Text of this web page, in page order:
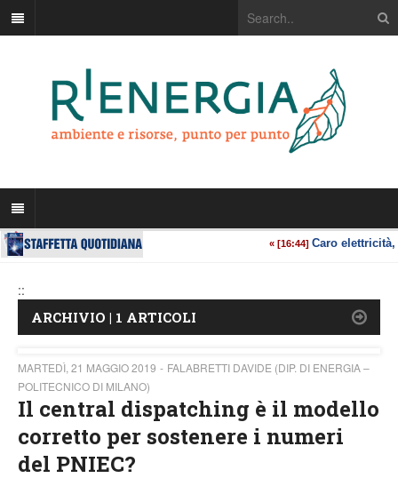
::
ARCHIVIO | 1 ARTICOLI
MARTEDÌ, 21 MAGGIO 2019
FALABRETTI DAVIDE (DIP. DI ENERGIA –
POLITECNICO DI MILANO)
Il central dispatching è il modello
corretto per sostenere i numeri
del PNIEC?